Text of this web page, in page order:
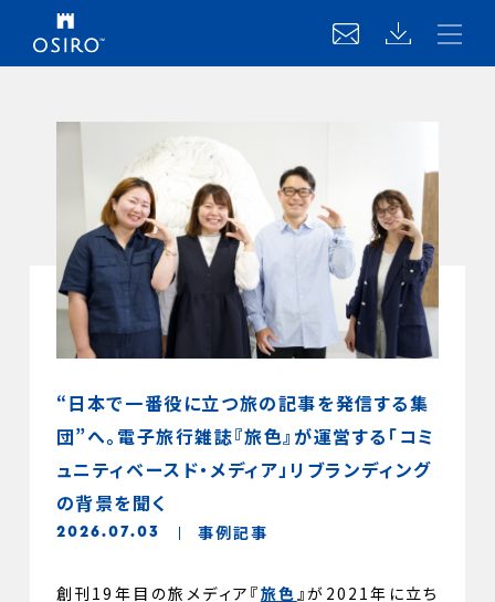
“日本で一番役に立つ旅の記事を発信する集
団”へ。電子旅行雑誌『旅色』が運営する「コミ
ュニティベースド・メディア」リブランディング
の背景を聞く
2026.07.03 事例記事
創刊19年目の旅メディア『旅色』が2021年に立ち